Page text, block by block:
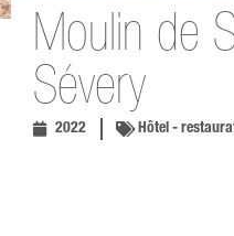
Moulin de
Sévery
2022 Hôtel -